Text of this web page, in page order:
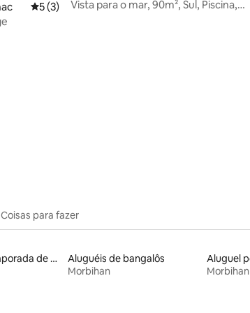
5 de uma avaliação média de 5, 3 avaliações
5 (3)
Vista para o mar, 90m², Sul, Piscina,
Coisas para fazer
Aluguel por temporada de casas na terra
Aluguéis de bangalôs
Morbihan
Morbihan